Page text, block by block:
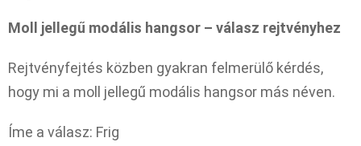
Moll jellegű modális hangsor – válasz rejtvényhez
Rejtvényfejtés közben gyakran felmerülő kérdés,
hogy mi a moll jellegű modális hangsor más néven.
Íme a válasz: Frig